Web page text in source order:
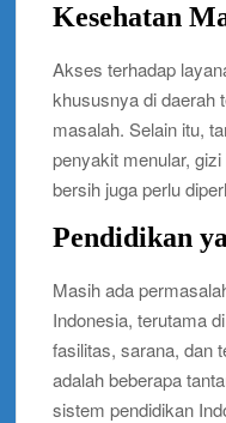
Kesehatan
Akses terhadap
khususnya di daerah
masalah. Selain itu,
penyakit menular,
bersih juga perlu
Pendidikan
Masih ada
Indonesia, terutama
fasilitas, sarana, dan
adalah beberapa
sistem pendidikan